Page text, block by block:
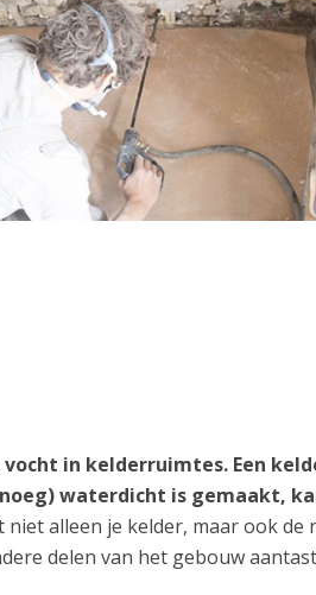
in kelderruimtes. Een
waterdicht is gemaakt,
alleen je kelder, maar ook de
delen van het gebouw